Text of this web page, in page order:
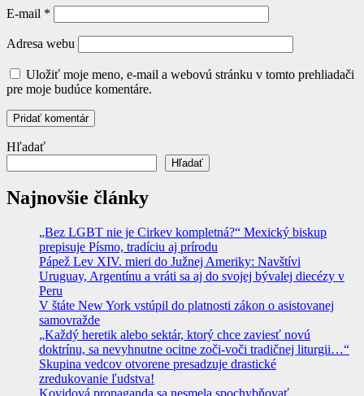
E-mail *
Adresa webu
Uložiť moje meno, e-mail a webovú stránku v tomto prehliadači
pre moje budúce komentáre.
Hľadať
Hľadať
Najnovšie články
„Bez LGBT nie je Cirkev kompletná?“ Mexický biskup
prepisuje Písmo, tradíciu aj prírodu
Pápež Lev XIV. mieri do Južnej Ameriky: Navštívi
Uruguay, Argentínu a vráti sa aj do svojej bývalej diecézy v
Peru
V štáte New York vstúpil do platnosti zákon o asistovanej
samovražde
„Každý heretik alebo sektár, ktorý chce zaviesť novú
doktrínu, sa nevyhnutne ocitne zoči-voči tradičnej liturgii…“
Skupina vedcov otvorene presadzuje drastické
zredukovanie ľudstva!